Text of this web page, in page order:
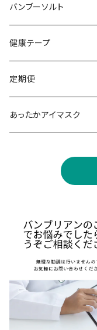
バンブリアン 赤松エキ
アサジ水
華美粧 バンブージェル
モバイルエステ
バンブーソルト
健康テープ
定期便
あったかアイマスク